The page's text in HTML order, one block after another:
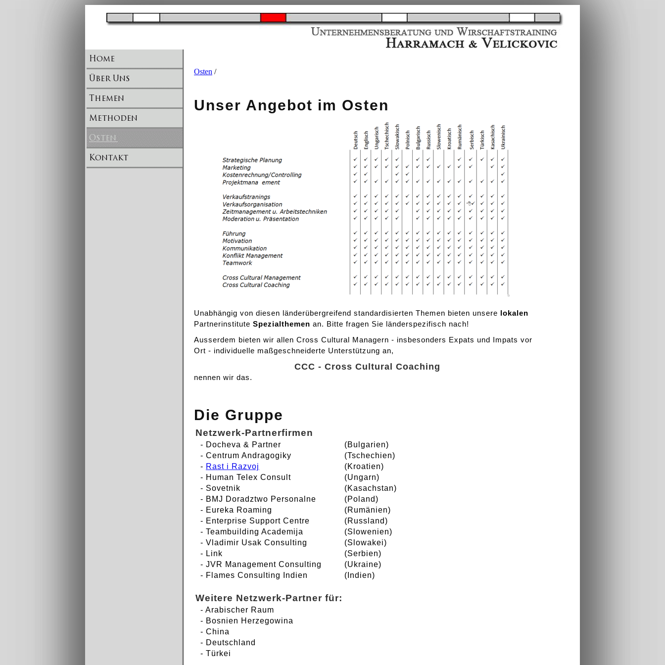
Osten /
Unser Angebot im Osten
Unabhängig von diesen länderübergreifend standardisierten Themen bieten unsere lokalen
Partnerinstitute Spezialthemen an. Bitte fragen Sie länderspezifisch nach!
Ausserdem bieten wir allen Cross Cultural Managern - insbesonders Expats und Impats vor
Ort - individuelle maßgeschneiderte Unterstützung an,
CCC - Cross Cultural Coaching
nennen wir das.
Die Gruppe
Netzwerk-Partnerfirmen
- Docheva & Partner
(Bulgarien)
- Centrum Andragogiky
(Tschechien)
- Rast i Razvoj
(Kroatien)
- Human Telex Consult
(Ungarn)
- Sovetnik
(Kasachstan)
- BMJ Doradztwo Personalne
(Poland)
- Eureka Roaming
(Rumänien)
- Enterprise Support Centre
(Russland)
- Teambuilding Academija
(Slowenien)
- Vladimir Usak Consulting
(Slowakei)
- Link
(Serbien)
- JVR Management Consulting
(Ukraine)
- Flames Consulting Indien (Indien)
Weitere Netzwerk-Partner für:
- Arabischer Raum
- Bosnien Herzegowina
- China
- Deutschland
- Türkei